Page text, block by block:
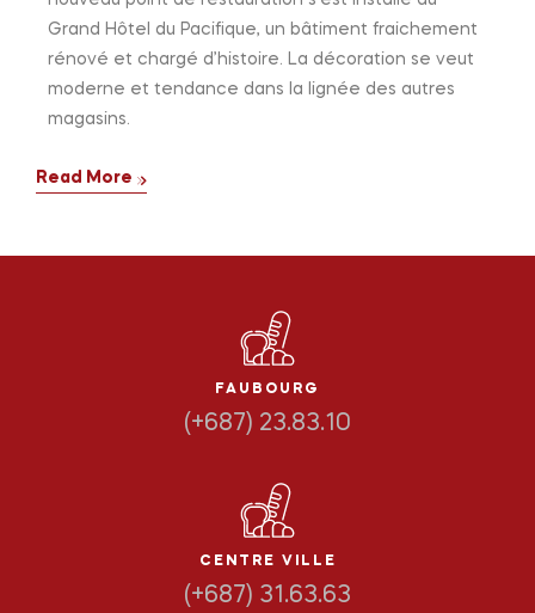
Grand Hôtel du Pacifique, un bâtiment fraichement
rénové et chargé d’histoire. La décoration se veut
moderne et tendance dans la lignée des autres
magasins.
Read More
FAUBOURG
(+687) 23.83.10
CENTRE VILLE
(+687) 31.63.63